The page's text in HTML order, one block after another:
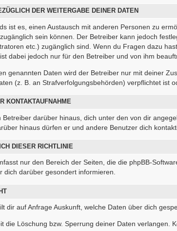
DER WEITERGABE DEINER DATEN
ist es, einen Austausch mit anderen Personen zu
sein können. Der Betreiber kann jedoch
etc.) zugänglich sind. Wenn du Fragen dazu
dabei jedoch nur für den Betreiber und von ihm
genannten Daten wird der Betreiber nur mit deiner
(z. B. an Strafverfolgungsbehörden) verpflichtet ist
KONTAKTAUFNAHME
Betreiber darüber hinaus, dich unter den von dir
hinaus dürfen er und andere Benutzer dich
DIESER RICHTLINIE
nur den Bereich der Seiten, die die phpBB-
dich darüber gesondert informieren.
dir auf Anfrage Auskunft, welche Daten über dich
die Löschung bzw. Sperrung deiner Daten verlangen.